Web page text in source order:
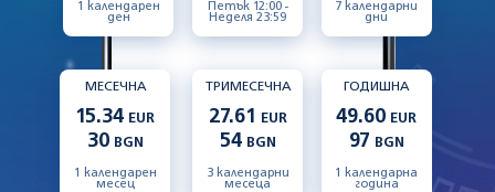
1 календарен
ден
Петък 12:00 -
Неделя 23:59
7 календарни
дни
МЕСЕЧНА
15.34 EUR
30BGN
1 календарен
месец
ТРИМЕСЕЧНА
27.61 EUR
54BGN
3 календарни
месеца
ГОДИШНА
49.60 EUR
97 BGN
1 календарна
година